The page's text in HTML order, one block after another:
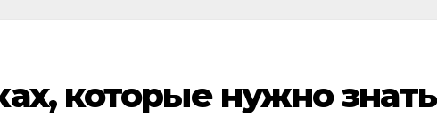
которые нужно знать